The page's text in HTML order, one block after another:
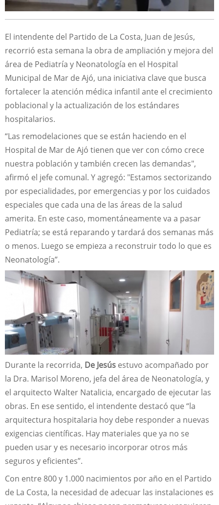
El intendente del Partido de La Costa, Juan de Jesús,
recorrió esta semana la obra de ampliación y mejora del
área de Pediatría y Neonatología en el Hospital
Municipal de Mar de Ajó, una iniciativa clave que busca
fortalecer la atención médica infantil ante el crecimiento
poblacional y la actualización de los estándares
hospitalarios.
“Las remodelaciones que se están haciendo en el
Hospital de Mar de Ajó tienen que ver con cómo crece
nuestra población y también crecen las demandas",
afirmó el jefe comunal. Y agregó: "Estamos sectorizando
por especialidades, por emergencias y por los cuidados
especiales que cada una de las áreas de la salud
amerita. En este caso, momentáneamente va a pasar
Pediatría; se está reparando y tardará dos semanas más
o menos. Luego se empieza a reconstruir todo lo que es
Neonatología”.
Durante la recorrida, De Jesús estuvo acompañado por
la Dra. Marisol Moreno, jefa del área de Neonatología, y
el arquitecto Walter Natalicia, encargado de ejecutar las
obras. En ese sentido, el intendente destacó que “la
arquitectura hospitalaria hoy debe responder a nuevas
exigencias científicas. Hay materiales que ya no se
pueden usar y es necesario incorporar otros más
seguros y eficientes”.
Con entre 800 y 1.000 nacimientos por año en el Partido
de La Costa, la necesidad de adecuar las instalaciones es